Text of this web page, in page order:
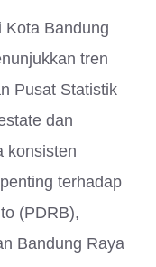
Kota Bandung
tren
Pusat Statistik
dan
konsisten
terhadap
(PDRB),
Bandung Raya